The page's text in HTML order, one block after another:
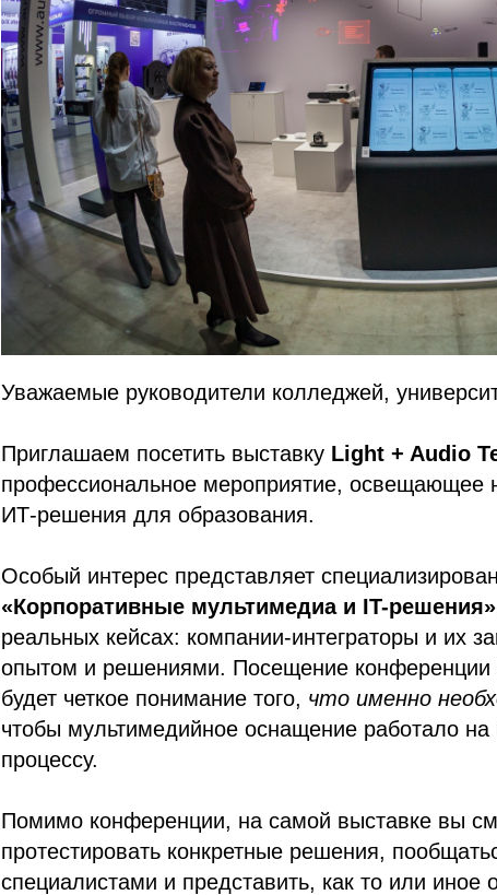
Уважаемые руководители колледжей,
Приглашаем посетить выставку Light + Audio
профессиональное мероприятие, освещающее
ИТ‑решения для образования.
Особый интерес представляет
«Корпоративные мультимедиа и IT-решения»
реальных кейсах: компании-интеграторы и их
опытом и решениями. Посещение конференции
будет четкое понимание того, что именно
чтобы мультимедийное оснащение работало на
процессу.
Помимо конференции, на самой выставке вы
протестировать конкретные решения,
специалистами и представить, как то или иное